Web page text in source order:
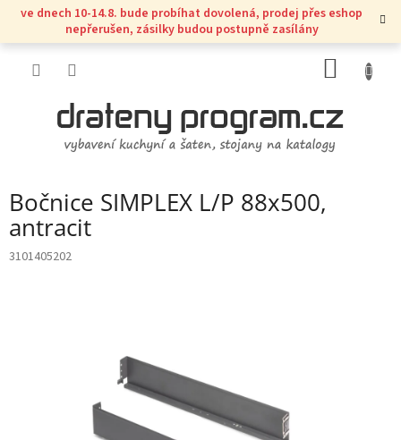
Přejít
obsah
ve dnech 10-14.8. bude probíhat dovolená, prodej přes eshop
nepřerušen, zásilky budou postupně zasílány
KOŠÍK
Bočnice SIMPLEX L/P 88x500,
antracit
3101405202